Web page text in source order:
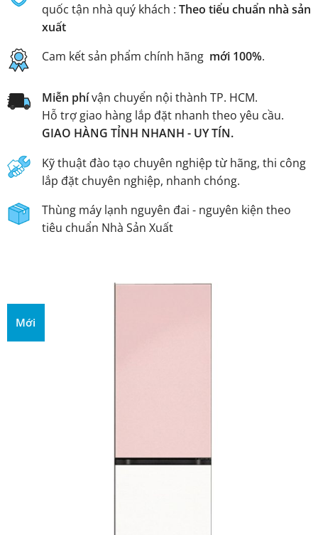
Mới
quốc tận nhà quý khách : Theo tiểu chuẩn nhà sản
xuất
Cam kết sản phẩm chính hãng mới 100%.
Miễn phívận chuyển nội thành TP. HCM.
Hỗ trợ giao hàng lắp đặt nhanh theo yêu cầu.
GIAO HÀNG TỈNH NHANH - UY TÍN.
Kỹ thuật đào tạo chuyên nghiệp từ hãng, thi công
lắp đặt chuyên nghiệp, nhanh chóng.
Thùng máy lạnh nguyên đai - nguyên kiện theo
tiêu chuẩn Nhà Sản Xuất